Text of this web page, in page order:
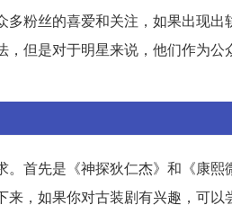
粉丝的喜爱和关注，如果出现出
但是对于明星来说，他们作为公
首先是《神探狄仁杰》和《康熙
，如果你对古装剧有兴趣，可以